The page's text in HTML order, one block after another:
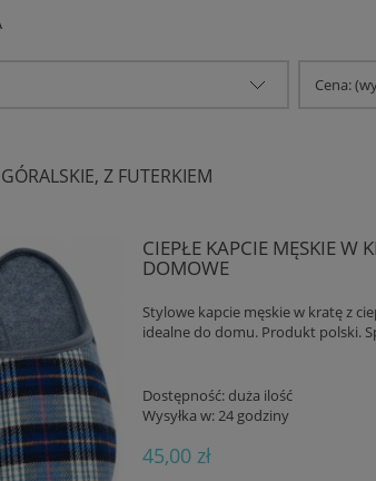
Cena:
Z FUTERKIEM
CIEPŁE KAPCIE MĘSKIE W
DOMOWE
Stylowe kapcie męskie w kratę z
idealne do domu. Produkt polski.
Dostępność: duża ilość
Wysyłka w:24 godziny
45,00 zł